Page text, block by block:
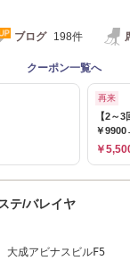
ブログ 198件
クーポン一覧へ
再来
【2～
￥
￥
テ/バレイヤ
成アビナスビルF5